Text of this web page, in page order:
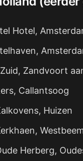
Hotel,
Zandvoort
Callantsoog
Huizen
Herberg,